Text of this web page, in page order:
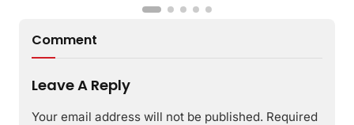
Comment
Leave A Reply
Your email address will not be published. Required